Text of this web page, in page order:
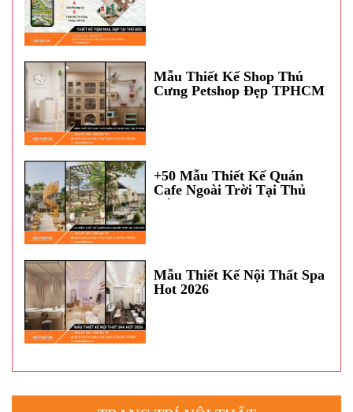
Mẫu Thiết Kế Shop Thú
Cưng Petshop Đẹp TPHCM
+50 Mẫu Thiết Kế Quán
Cafe Ngoài Trời Tại Thủ
Đức
Mẫu Thiết Kế Nội Thất Spa
Hot 2026